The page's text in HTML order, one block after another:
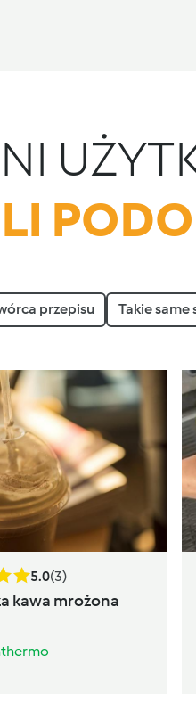
przepisu Takie same
5.0(3)
kawa mrożona